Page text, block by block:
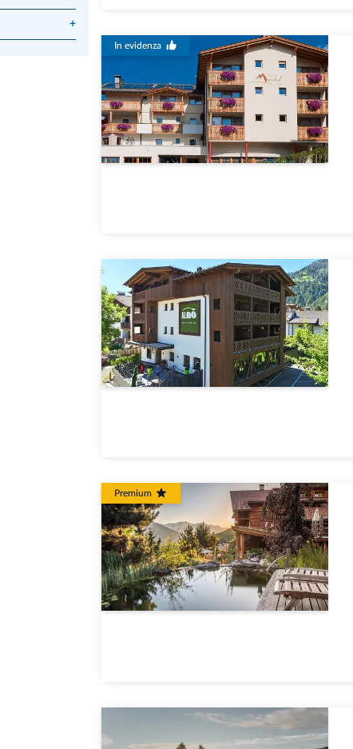
+
In evidenza
Premium